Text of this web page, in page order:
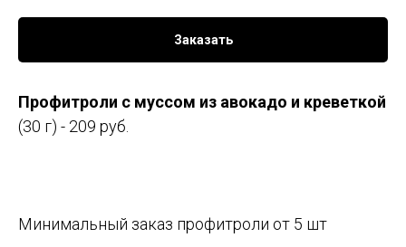
Заказать
Профитроли с муссом из авокадо и креветкой
(30 г) - 209 руб.
Минимальный заказ профитроли от 5 шт